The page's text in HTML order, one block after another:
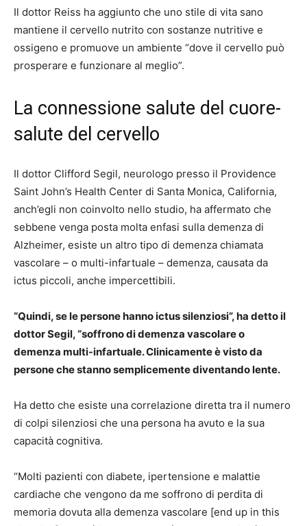
Il dottor Reiss ha aggiunto che uno stile di vita sano
mantiene il cervello nutrito con sostanze nutritive e
ossigeno e promuove un ambiente “dove il cervello può
prosperare e funzionare al meglio”.
La connessione salute del cuore-
salute del cervello
Il dottor Clifford Segil, neurologo presso il Providence
Saint John’s Health Center di Santa Monica, California,
anch’egli non coinvolto nello studio, ha affermato che
sebbene venga posta molta enfasi sulla demenza di
Alzheimer, esiste un altro tipo di demenza chiamata
vascolare – o multi-infartuale – demenza, causata da
ictus piccoli, anche impercettibili.
“Quindi, se le persone hanno ictus silenziosi”, ha detto il
dottor Segil, “soffrono di demenza vascolare o
demenza multi-infartuale. Clinicamente è visto da
persone che stanno semplicemente diventando lente.
Ha detto che esiste una correlazione diretta tra il numero
di colpi silenziosi che una persona ha avuto e la sua
capacità cognitiva.
“Molti pazienti con diabete, ipertensione e malattie
cardiache che vengono da me soffrono di perdita di
memoria dovuta alla demenza vascolare [end up in this